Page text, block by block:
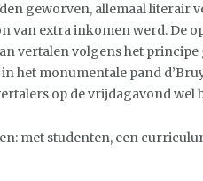
geworven, allemaal literair
van extra inkomen werd. De
vertalen volgens het principe
het monumentale pand
op de vrijdagavond wel
met studenten, een